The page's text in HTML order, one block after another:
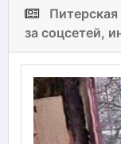
Питерская
за соцсетей,